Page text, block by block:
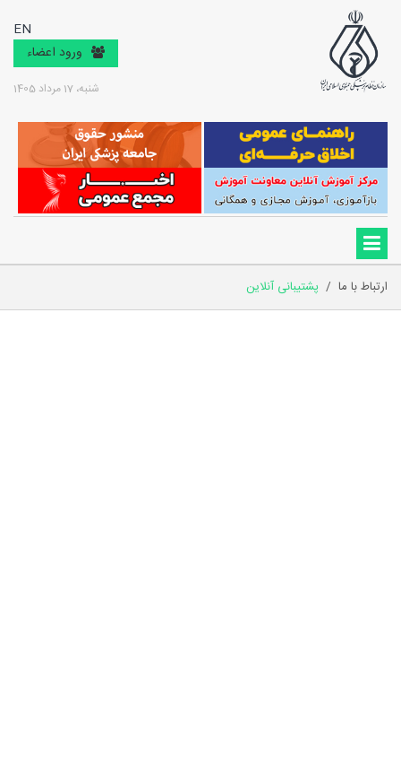
EN
ورود اعضاء
شنبه، 17 مرداد 1405
ارتباط با ما / پشتیبانی آنلاین